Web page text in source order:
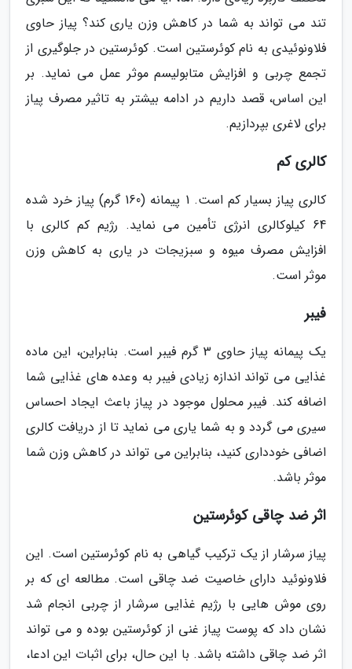
تند می تواند به شما در کاهش وزن یاری کند؟ پیاز حاوی
فلاونوئیدی به نام کوئرستین است. کوئرستین در جلوگیری از
تجمع چربی و افزایش متابولیسم موثر عمل می نماید. بر
این اساس، قصد داریم در ادامه بیشتر به تاثیر مصرف پیاز
برای لاغری بپردازیم.
کالری کم
کالری پیاز بسیار کم است. 1 پیمانه (160 گرم) پیاز خرد شده
64 کیلوکالری انرژی تأمین می نماید. رژیم کم کالری با
افزایش مصرف میوه و سبزیجات در یاری به کاهش وزن
موثر است.
فیبر
یک پیمانه پیاز حاوی 3 گرم فیبر است. بنابراین، این ماده
غذایی می تواند اندازه زیادی فیبر به وعده های غذایی شما
اضافه کند. فیبر محلول موجود در پیاز باعث ایجاد احساس
سیری می گردد و به شما یاری می نماید تا از دریافت کالری
اضافی خودداری کنید، بنابراین می تواند در کاهش وزن شما
موثر باشد.
اثر ضد چاقی کوئرستین
پیاز سرشار از یک ترکیب گیاهی به نام کوئرستین است. این
فلاونوئید دارای خاصیت ضد چاقی است. مطالعه ای که بر
روی موش هایی با رژیم غذایی سرشار از چربی انجام شد
نشان داد که پوست پیاز غنی از کوئرستین بوده و می تواند
اثر ضد چاقی داشته باشد. با این حال، برای اثبات این ادعا،